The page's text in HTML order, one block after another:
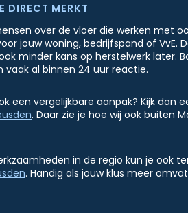
DIRECT MERKT
over de vloer die werken met
jouw woning, bedrijfspand of VvE.
minder kans op herstelwerk later.
al binnen 24 uur reactie.
een vergelijkbare aanpak? Kijk dan
. Daar zie je hoe wij ook buiten
in de regio kun je ook
. Handig als jouw klus meer